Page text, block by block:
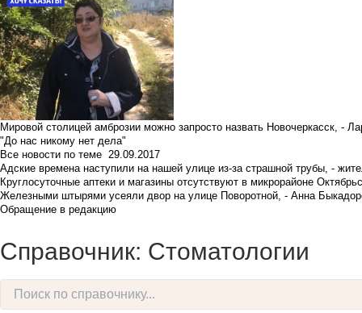
Мировой столицей амброзии можно запросто назвать Новочеркасск, -
"До нас никому нет дела"
Все новости по теме 29.09.2017
Адские времена наступили на нашей улице из-за страшной трубы, -
Круглосуточные аптеки и магазины отсутствуют в микрорайоне
Железными штырями усеяли двор на улице Поворотной, - Анна
Обращение в редакцию
Справочник: Стоматологии